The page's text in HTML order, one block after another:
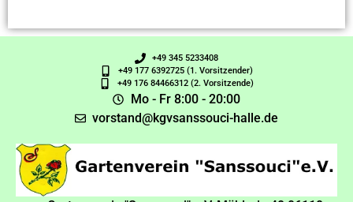
+49 345 5233408
+49 177 6392725 (1. Vorsitzender)
+49 176 84466312 (2. Vorsitzende)
Mo - Fr 8:00 - 20:00
vorstand@kgvsanssouci-halle.de